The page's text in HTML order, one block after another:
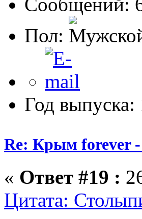
Сообщений:
Пол:
Год выпуска:
Re: Крым forever -
« Ответ #19 :
Цитата: